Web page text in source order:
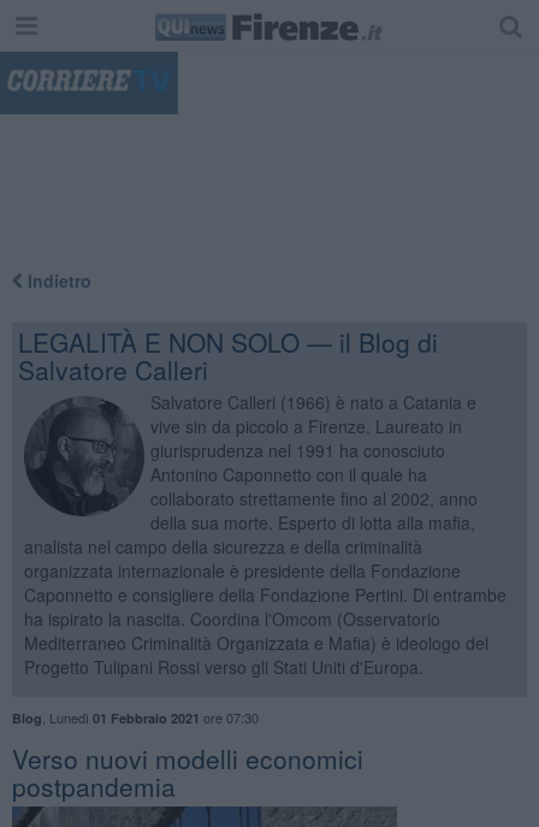
Indietro
LEGALITÀ E NON SOLO — il Blog di
Salvatore Calleri
Salvatore Calleri (1966) è nato a Catania e
vive sin da piccolo a Firenze. Laureato in
giurisprudenza nel 1991 ha conosciuto
Antonino Caponnetto con il quale ha
collaborato strettamente fino al 2002, anno
della sua morte. Esperto di lotta alla mafia,
analista nel campo della sicurezza e della criminalità
organizzata internazionale è presidente della Fondazione
Caponnetto e consigliere della Fondazione Pertini. Di entrambe
ha ispirato la nascita. Coordina l'Omcom (Osservatorio
Mediterraneo Criminalità Organizzata e Mafia) è ideologo del
Progetto Tulipani Rossi verso gli Stati Uniti d'Europa.
Blog Lunedì 01 Febbraio 2021 ore 07:30
Verso nuovi modelli economici
postpandemia